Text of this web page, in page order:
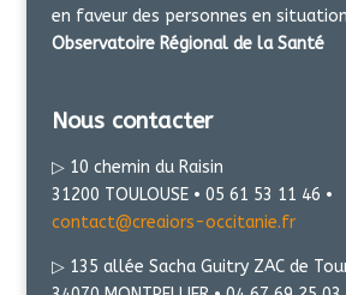
en faveur des personnes en
Observatoire Régional de la Santé
Nous contacter
▷ 10 chemin du Raisin
31200 TOULOUSE • 05 61 53 11 46 •
contact@creaiors-occitanie.fr
▷ 135 allée Sacha Guitry ZAC de